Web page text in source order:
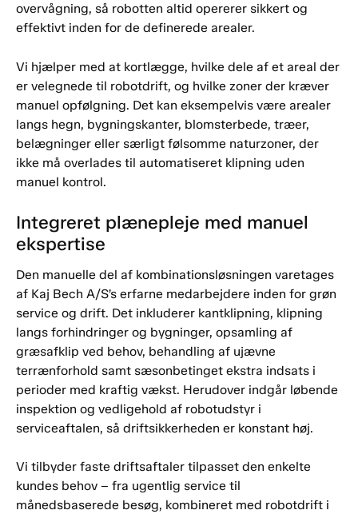
overvågning, så robotten altid opererer sikkert og
effektivt inden for de definerede arealer.
Vi hjælper med at kortlægge, hvilke dele af et areal der
er velegnede til robotdrift, og hvilke zoner der kræver
manuel opfølgning. Det kan eksempelvis være arealer
langs hegn, bygningskanter, blomsterbede, træer,
belægninger eller særligt følsomme naturzoner, der
ikke må overlades til automatiseret klipning uden
manuel kontrol.
Integreret plænepleje med manuel
ekspertise
Den manuelle del af kombinationsløsningen varetages
af Kaj Bech A/S’s erfarne medarbejdere inden for grøn
service og drift. Det inkluderer kantklipning, klipning
langs forhindringer og bygninger, opsamling af
græsafklip ved behov, behandling af ujævne
terrænforhold samt sæsonbetinget ekstra indsats i
perioder med kraftig vækst. Herudover indgår løbende
inspektion og vedligehold af robotudstyr i
serviceaftalen, så driftsikkerheden er konstant høj.
Vi tilbyder faste driftsaftaler tilpasset den enkelte
kundes behov – fra ugentlig service til
månedsbaserede besøg, kombineret med robotdrift i